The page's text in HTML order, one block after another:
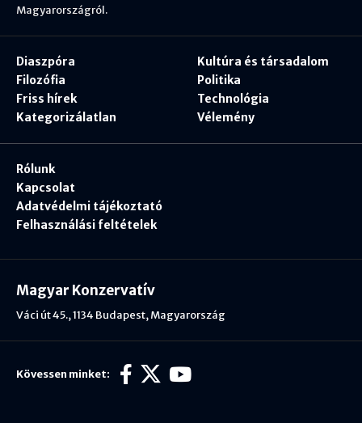
Magyarországról.
Diaszpóra
Filozófia
Friss hírek
Kategorizálatlan
Kultúra és társadalom
Politika
Technológia
Vélemény
Rólunk
Kapcsolat
Adatvédelmi tájékoztató
Felhasználási feltételek
Kövessen minket:
Magyar Konzervatív
Váci út 45., 1134 Budapest, Magyarország